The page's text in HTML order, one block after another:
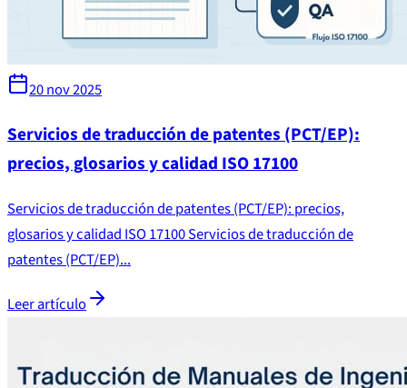
20 nov 2025
Servicios de traducción de patentes (PCT/EP):
precios, glosarios y calidad ISO 17100
Servicios de traducción de patentes (PCT/EP): precios,
glosarios y calidad ISO 17100 Servicios de traducción de
patentes (PCT/EP)...
Leer artículo